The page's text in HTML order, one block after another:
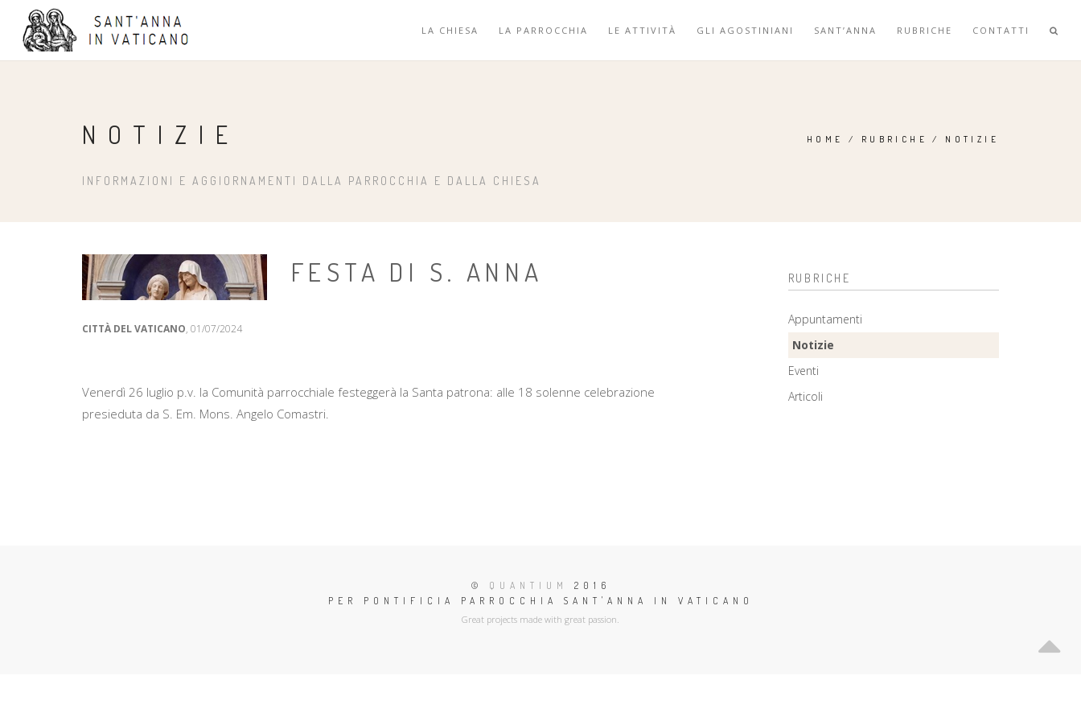
LA CHIESA LA PARROCCHIA LE ATTIVITÀ GLI AGOSTINIANI SANT’ANNA RUBRICHE CONTATTI
NOTIZIE
INFORMAZIONI E AGGIORNAMENTI DALLA PARROCCHIA E DALLA CHIESA
HOME / RUBRICHE / NOTIZIE
FESTA DI S. ANNA
CITTÀ DEL VATICANO, 01/07/2024
Venerdì 26 luglio p.v. la Comunità parrocchiale festeggerà la Santa patrona: alle 18 solenne celebrazione
presieduta da S. Em. Mons. Angelo Comastri.
RUBRICHE
Appuntamenti
Notizie
Eventi
Articoli
© QUANTIUM
2016
PER PONTIFICIA PARROCCHIA SANT'ANNA IN VATICANO
Great projects made with great passion.